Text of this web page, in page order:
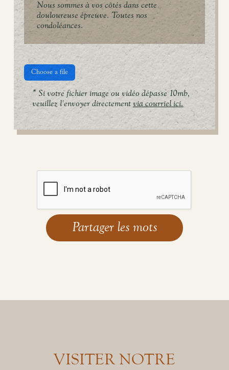
Nous sommes à vos côtés dans cette
douloureuse épreuve. Toutes nos
condoléances.
Choose a file
* Si votre fichier image ou vidéo dépasse 10mb,
veuillez l'envoyer directement via courriel ici.
VISITER NOTRE